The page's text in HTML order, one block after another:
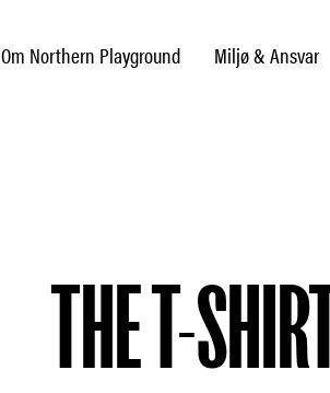
Miljø & Ansvar
Om Northern Playground
THE T-